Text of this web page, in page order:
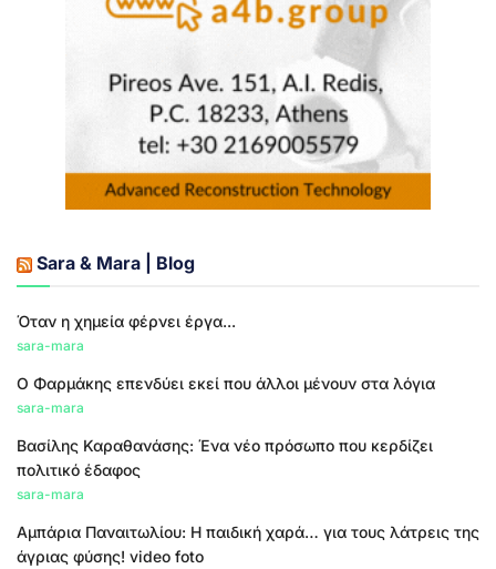
Sara & Mara | Blog
Όταν η χημεία φέρνει έργα...
sara-mara
Ο Φαρμάκης επενδύει εκεί που άλλοι μένουν στα λόγια
sara-mara
Βασίλης Καραθανάσης: Ένα νέο πρόσωπο που κερδίζει
πολιτικό έδαφος
sara-mara
Αμπάρια Παναιτωλίου: Η παιδική χαρά… για τους λάτρεις της
άγριας φύσης! video foto